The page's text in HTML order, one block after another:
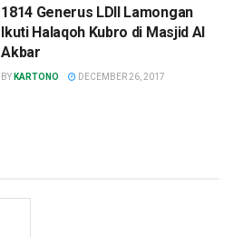
1814 Generus LDII Lamongan
Ikuti Halaqoh Kubro di Masjid Al
Akbar
BY KARTONO DECEMBER 26, 2017